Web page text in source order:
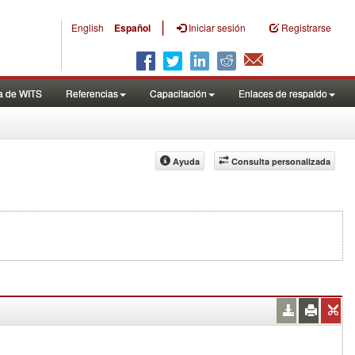
English Español | Iniciar sesión Registrarse
de WITS Referencias Capacitación Enlaces de respaldo
Consulta personalizada
Ayuda